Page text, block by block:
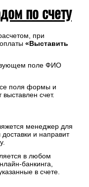
по счету
при
«Выставить
поле ФИО
поля формы и
счет.
менеджер для
и направит
в любом
банкинга,
в счете.